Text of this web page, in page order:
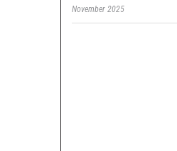
November 2025